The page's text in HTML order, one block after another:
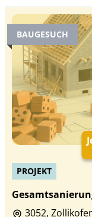
BAUGESUCH
PROJEKT
3052,